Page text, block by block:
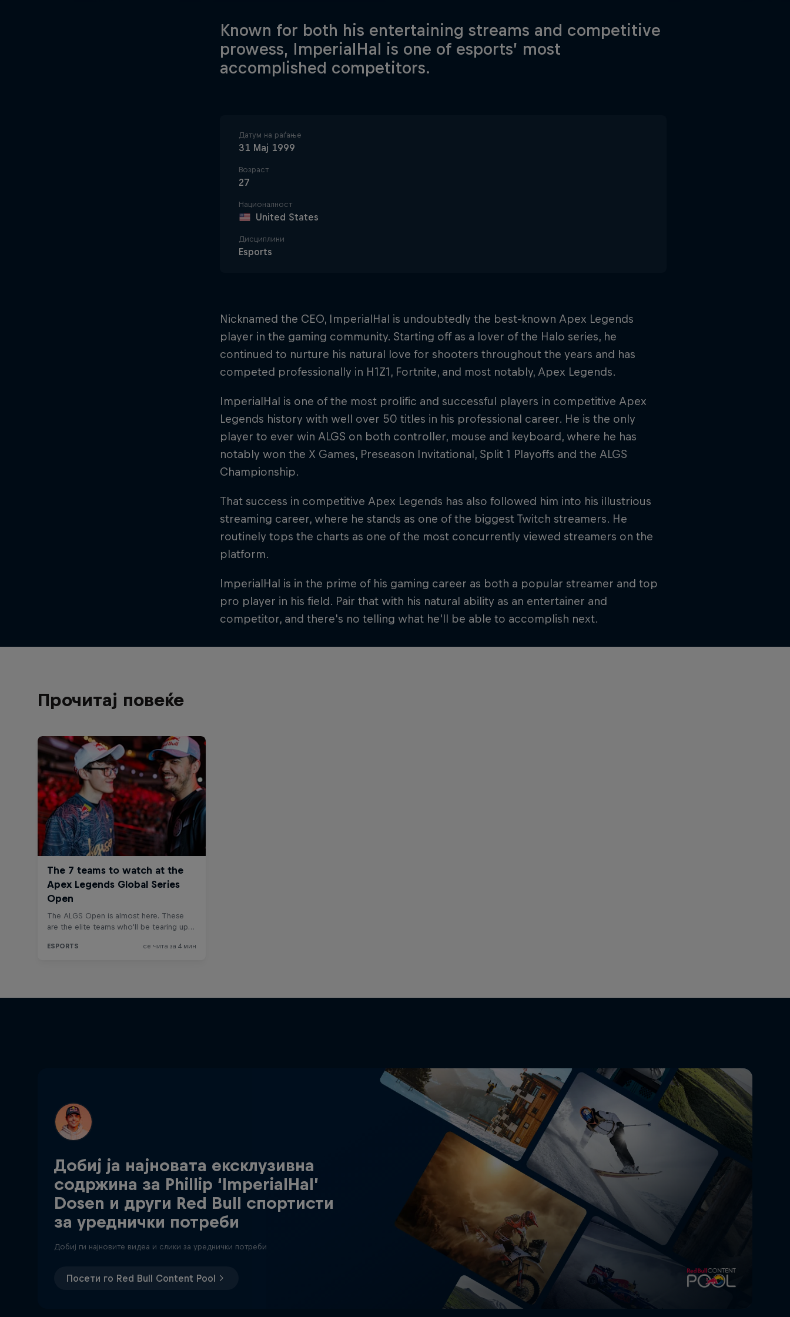
Known for both his entertaining streams and competitive
prowess, ImperialHal is one of esports’ most
accomplished competitors.
Датум на раѓање
31 Мај 1999
Возраст
27
Националност
United States
Дисциплини
Esports
Nicknamed the CEO, ImperialHal is undoubtedly the best-known Apex Legends
player in the gaming community. Starting off as a lover of the Halo series, he
continued to nurture his natural love for shooters throughout the years and has
competed professionally in H1Z1, Fortnite, and most notably, Apex Legends.
ImperialHal is one of the most prolific and successful players in competitive Apex
Legends history with well over 50 titles in his professional career. He is the only
player to ever win ALGS on both controller, mouse and keyboard, where he has
notably won the X Games, Preseason Invitational, Split 1 Playoffs and the ALGS
Championship.
That success in competitive Apex Legends has also followed him into his illustrious
streaming career, where he stands as one of the biggest Twitch streamers. He
routinely tops the charts as one of the most concurrently viewed streamers on the
platform.
ImperialHal is in the prime of his gaming career as both a popular streamer and top
pro player in his field. Pair that with his natural ability as an entertainer and
competitor, and there's no telling what he'll be able to accomplish next.
Прочитај повеќе
Добиј ја најновата ексклузивна
содржина за Phillip ‘ImperialHal’
Dosen и други Red Bull спортисти
за уреднички потреби
Добиј ги најновите видеа и слики за уреднички потреби
Посети го Red Bull Content Pool